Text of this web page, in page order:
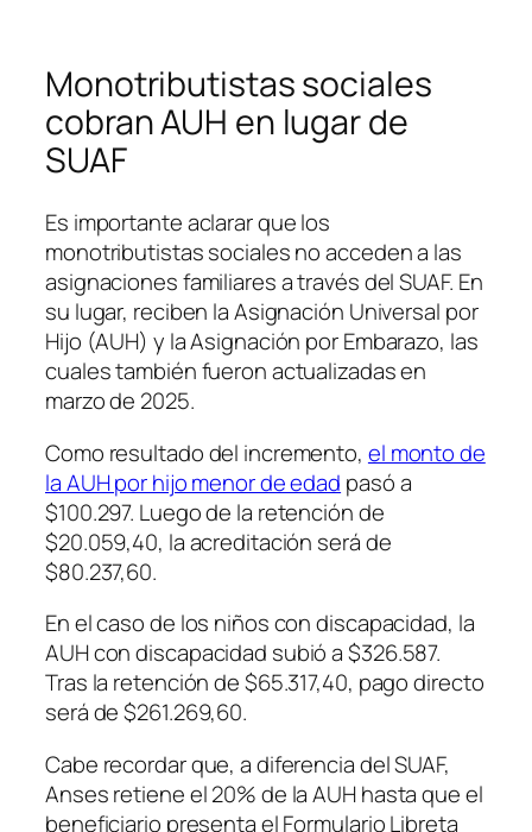
Monotributistas sociales
cobran AUH en lugar de
SUAF
Es importante aclarar que los
monotributistas sociales no acceden a las
asignaciones familiares a través del SUAF. En
su lugar, reciben la Asignación Universal por
Hijo (AUH) y la Asignación por Embarazo, las
cuales también fueron actualizadas en
marzo de 2025.
Como resultado del incremento, el monto de
la AUH por hijo menor de edad pasó a
$100.297. Luego de la retención de
$20.059,40, la acreditación será de
$80.237,60.
En el caso de los niños con discapacidad, la
AUH con discapacidad subió a $326.587.
Tras la retención de $65.317,40, pago directo
será de $261.269,60.
Cabe recordar que, a diferencia del SUAF,
Anses retiene el 20% de la AUH hasta que el
beneficiario presenta el Formulario Libreta